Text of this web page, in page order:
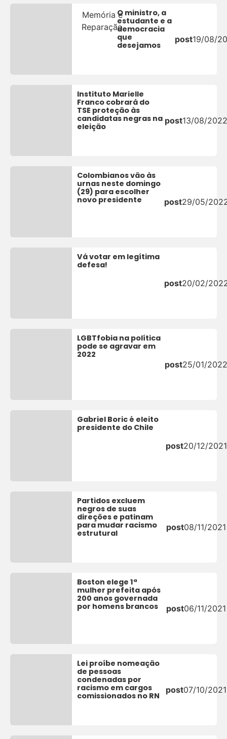
Memória e
Reparação
O ministro, a
estudante e a
democracia
que
desejamos
post19/08/
Instituto Marielle
Franco cobrará do
TSE proteção às
candidatas negras na
eleição
post13/08/
Colombianos vão às
urnas neste domingo
(29) para escolher
novo presidente
post29/05/
Vá votar em legítima
defesa!
post20/02/
LGBTfobia na política
pode se agravar em
2022
post25/01/
Gabriel Boric é eleito
presidente do Chile
post20/12/2021
Partidos excluem
negros de suas
direções e patinam
para mudar racismo
estrutural
post08/11/2021
Boston elege 1ª
mulher prefeita após
200 anos governada
por homens brancos
post06/11/2021
Lei proíbe nomeação
de pessoas
condenadas por
racismo em cargos
comissionados no RN
post07/10/2021